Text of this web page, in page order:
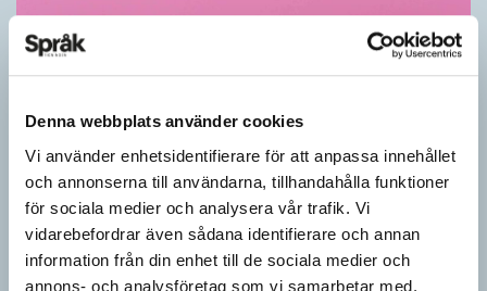
Denna webbplats använder cookies
Vi använder enhetsidentifierare för att anpassa innehållet
och annonserna till användarna, tillhandahålla funktioner
för sociala medier och analysera vår trafik. Vi
vidarebefordrar även sådana identifierare och annan
information från din enhet till de sociala medier och
annons- och analysföretag som vi samarbetar med.
Känner du till orden från SAOL? (Kviss